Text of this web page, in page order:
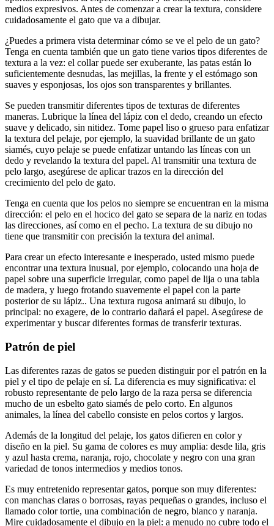
medios expresivos. Antes de comenzar a crear la textura, considere
cuidadosamente el gato que va a dibujar.
¿Puedes a primera vista determinar cómo se ve el pelo de un gato?
Tenga en cuenta también que un gato tiene varios tipos diferentes de
textura a la vez: el collar puede ser exuberante, las patas están lo
suficientemente desnudas, las mejillas, la frente y el estómago son
suaves y esponjosas, los ojos son transparentes y brillantes.
Se pueden transmitir diferentes tipos de texturas de diferentes
maneras. Lubrique la línea del lápiz con el dedo, creando un efecto
suave y delicado, sin nitidez. Tome papel liso o grueso para enfatizar
la textura del pelaje, por ejemplo, la suavidad brillante de un gato
siamés, cuyo pelaje se puede enfatizar untando las líneas con un
dedo y revelando la textura del papel. Al transmitir una textura de
pelo largo, asegúrese de aplicar trazos en la dirección del
crecimiento del pelo de gato.
Tenga en cuenta que los pelos no siempre se encuentran en la misma
dirección: el pelo en el hocico del gato se separa de la nariz en todas
las direcciones, así como en el pecho. La textura de su dibujo no
tiene que transmitir con precisión la textura del animal.
Para crear un efecto interesante e inesperado, usted mismo puede
encontrar una textura inusual, por ejemplo, colocando una hoja de
papel sobre una superficie irregular, como papel de lija o una tabla
de madera, y luego frotando suavemente el papel con la parte
posterior de su lápiz.. Una textura rugosa animará su dibujo, lo
principal: no exagere, de lo contrario dañará el papel. Asegúrese de
experimentar y buscar diferentes formas de transferir texturas.
Patrón de piel
Las diferentes razas de gatos se pueden distinguir por el patrón en la
piel y el tipo de pelaje en sí. La diferencia es muy significativa: el
robusto representante de pelo largo de la raza persa se diferencia
mucho de un esbelto gato siamés de pelo corto. En algunos
animales, la línea del cabello consiste en pelos cortos y largos.
Además de la longitud del pelaje, los gatos difieren en color y
diseño en la piel. Su gama de colores es muy amplia: desde lila, gris
y azul hasta crema, naranja, rojo, chocolate y negro con una gran
variedad de tonos intermedios y medios tonos.
Es muy entretenido representar gatos, porque son muy diferentes:
con manchas claras o borrosas, rayas pequeñas o grandes, incluso el
llamado color tortie, una combinación de negro, blanco y naranja.
Mire cuidadosamente el dibujo en la piel: a menudo no cubre todo el